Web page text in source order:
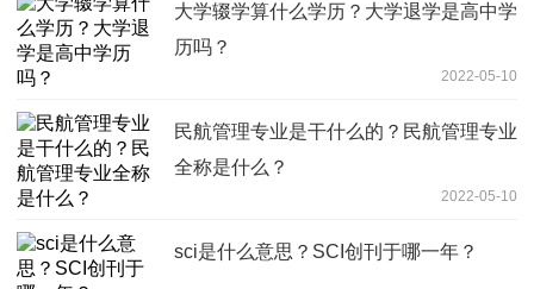
大学辍学算什么学历？大学退学是高中学
历吗？
2022-05-10
民航管理专业是干什么的？民航管理专业
全称是什么？
2022-05-10
sci是什么意思？SCI创刊于哪一年？